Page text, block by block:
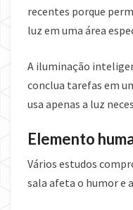
recentes porque
luz em uma área
A iluminação
conclua tarefas em
usa apenas a luz
Elemento
Vários estudos
sala afeta o humor e